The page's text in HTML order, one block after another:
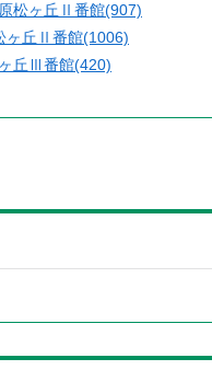
松ヶ丘Ⅱ番館(907)
ヶ丘Ⅱ番館(1006)
丘Ⅲ番館(420)